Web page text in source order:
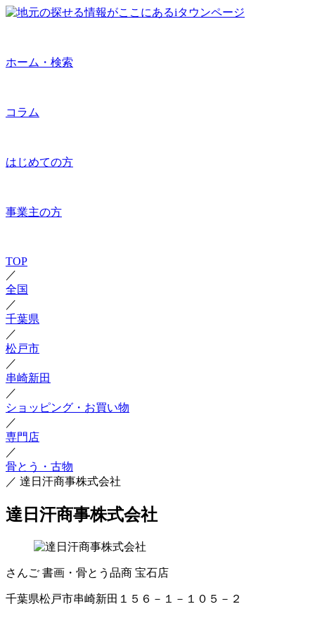
ホーム・検索
コラム
はじめての方
事業主の方
TOP
／
全国
／
千葉県
／
松戸市
／
串崎新田
／
ショッピング・お買い物
／
専門店
／
骨とう・古物
／ 達日汗商事株式会社
達日汗商事株式会社
さんご 書画・骨とう品商 宝石店
千葉県松戸市串崎新田１５６－１－１０５－２